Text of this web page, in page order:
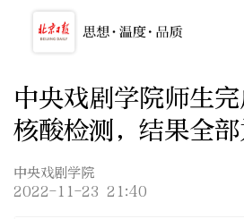
中央戏剧学院师生
核酸检测，结果全
中央戏剧学院
2022-11-23 21:40